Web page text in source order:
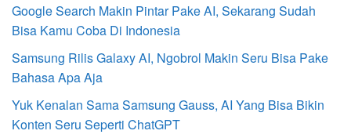
Google Search Makin Pintar Pake AI, Sekarang Sudah
Bisa Kamu Coba Di Indonesia
Samsung Rilis Galaxy AI, Ngobrol Makin Seru Bisa Pake
Bahasa Apa Aja
Yuk Kenalan Sama Samsung Gauss, AI Yang Bisa Bikin
Konten Seru Seperti ChatGPT